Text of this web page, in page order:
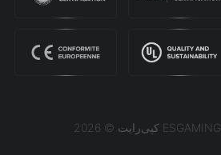
کپی‌رایت © 2026 ESGAMING |